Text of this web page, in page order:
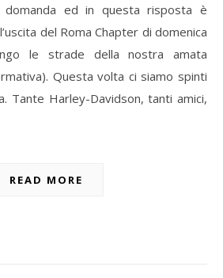
domanda ed in questa risposta è
del Roma Chapter di domenica
le strade della nostra amata
Questa volta ci siamo spinti
Tante Harley-Davidson, tanti amici,
READ MORE